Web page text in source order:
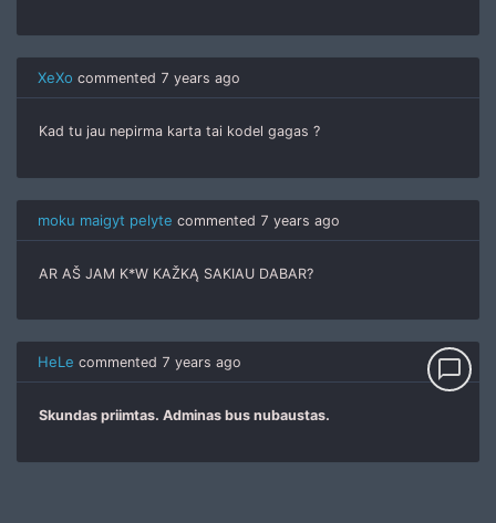
XeXo commented 7 years ago
Kad tu jau nepirma karta tai kodel gagas ?
moku maigyt pelyte commented 7 years ago
AR AŠ JAM K*W KAŽKĄ SAKIAU DABAR?
HeLe commented 7 years ago
Skundas priimtas. Adminas bus nubaustas.
chat_bubble_outline